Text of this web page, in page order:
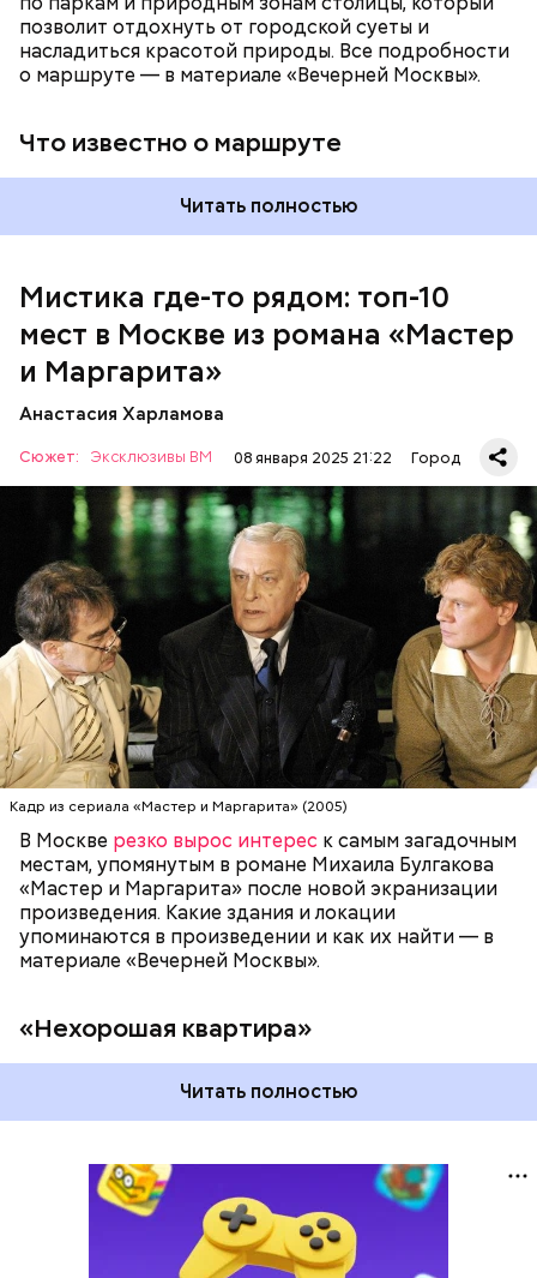
позволит отдохнуть от городской суеты и
насладиться красотой природы. Все подробности
о маршруте — в материале «Вечерней Москвы».
Что известно о маршруте
Читать полностью
Мистика где-то рядом: топ-10
мест в Москве из романа «Мастер
и Маргарита»
Анастасия Харламова
Сюжет: Эксклюзивы ВМ 08 января 2025 21:22 Город
Кадр из сериала «Мастер и Маргарита» (2005)
В Москве резко вырос интерес к самым загадочным
местам, упомянутым в романе Михаила Булгакова
«Мастер и Маргарита» после новой экранизации
произведения. Какие здания и локации
упоминаются в произведении и как их найти — в
материале «Вечерней Москвы».
«Нехорошая квартира»
Одно из культовых мест романа Булгакова «Мастер
и Маргарита» — это «нехорошая квартира» в доме
№ 50 302-Бис. Именно в ней проживал повелитель
сил тьмы Воланд. Настоящая «нехорошая
квартира» находится на улице Большой Садовой,
дом 10. В маленькой комнате в коммуналке жил и
работал Михаил Булгаков три года — с 1921-го по
1924-й. Он называл ее «гнусной комнатой в гнусном
доме», потому что в доме постоянно происходили
перебои с электричеством, протекал потолок, за
стенкой ругались соседи. Именно поэтому она
стала прототипом «нехорошей квартиры», где жил
На данный момент квартира на Большой Садовой
стала Музеем Булгакова. В ней воссоздана
атмосфера жизни и быта начала ХХ века с большим
количеством вещей, которые имеют отношение к
роману.
Читать полностью
МОСКВА ПИСАТЕЛИ МИХАИЛ БУЛГАКОВ